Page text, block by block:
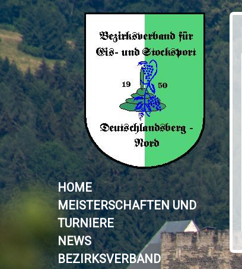
HOME
MEISTERSCHAFTEN UND
TURNIERE
NEWS
BEZIRKSVERBAND